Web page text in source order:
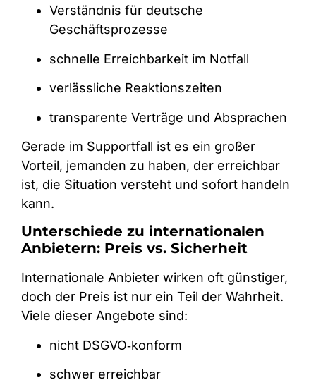
Verständnis für deutsche
Geschäftsprozesse
schnelle Erreichbarkeit im Notfall
verlässliche Reaktionszeiten
transparente Verträge und Absprachen
Gerade im Supportfall ist es ein großer
Vorteil, jemanden zu haben, der erreichbar
ist, die Situation versteht und sofort handeln
kann.
Unterschiede zu internationalen
Anbietern: Preis vs. Sicherheit
Internationale Anbieter wirken oft günstiger,
doch der Preis ist nur ein Teil der Wahrheit.
Viele dieser Angebote sind:
nicht DSGVO‑konform
schwer erreichbar